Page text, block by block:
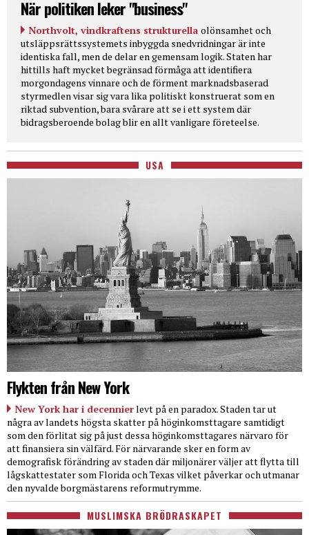
När politiken leker "business"
Northvolt, vindkraftens strukturella olönsamhet och
utsläppsrättssystemets inbyggda snedvridningar är inte
identiska fall, men de delar en gemensam logik. Staten har
hittills haft mycket begränsad förmåga att identifiera
morgondagens vinnare och de förment marknadsbaserad
styrmedlen visar sig vara lika politiskt konstruerat som en
riktad subvention, bara svårare att se i ett system där
bidragsberoende bolag blir en allt vanligare företeelse.
USA
Flykten från New York
New York har i decennierlevt på en paradox. Staden tar ut
några av landets högsta skatter på höginkomsttagare samtidigt
som den förlitat sig på just dessa höginkomsttagares närvaro för
att finansiera sin välfärd. För närvarande sker en form av
demografisk förändring av staden där miljonärer väljer att flytta till
lågskattestater som Florida och Texas vilket påverkar och utmanar
den nyvalde borgmästarens reformutrymme.
MUSLIMSKA BRÖDRASKAPET